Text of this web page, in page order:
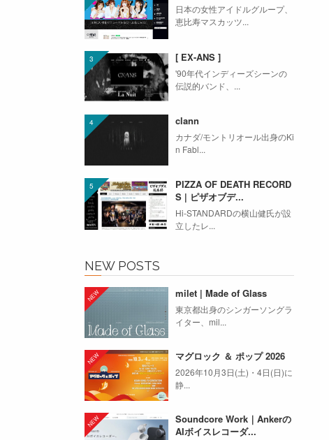
日本の女性アイドルグループ、
恵比寿マスカッツ...
[ EX-ANS ]
'90年代インディーズシーンの
伝説的バンド、...
clann
カナダ/モントリオール出身のKi
n Fabl...
PIZZA OF DEATH RECORD
S | ピザオブデ...
Hi-STANDARDの横山健氏が設
立したレ...
NEW POSTS
milet | Made of Glass
東京都出身のシンガーソングラ
イター、mil...
マグロック ＆ ポップ 2026
2026年10月3日(土)・4日(日)に
静...
Soundcore Work｜Ankerの
AIボイスレコーダ...